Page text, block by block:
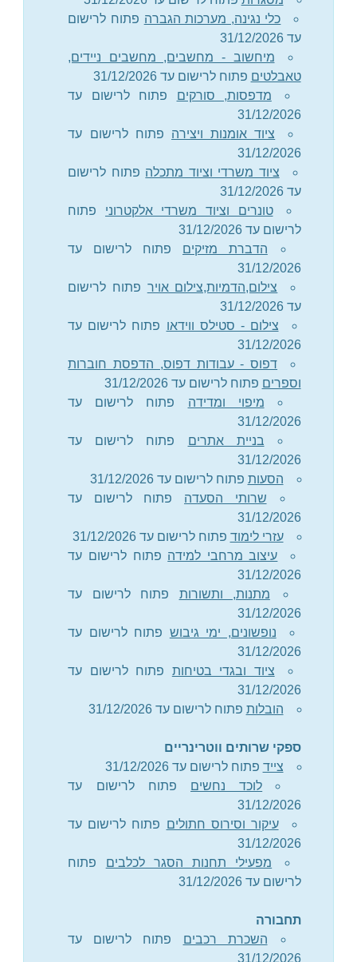
כלי נגינה, מערכות הגברה פתוח לרישום
עד 31/12/2026
מיחשוב - מחשבים, מחשבים ניידים,
טאבלטים פתוח לרישום עד 31/12/2026
מדפסות, סורקים פתוח לרישום עד
31/12/2026
ציוד אומנות ויצירה פתוח לרישום עד
31/12/2026
ציוד משרדי וציוד מתכלה פתוח לרישום
עד 31/12/2026
טונרים וציוד משרדי אלקטרוני פתוח
לרישום עד 31/12/2026
הדברת מזיקים פתוח לרישום עד
31/12/2026
צילום,הדמיות,צילום אויר פתוח לרישום
עד 31/12/2026
צילום - סטילס ווידאו פתוח לרישום עד
31/12/2026
דפוס - עבודות דפוס, הדפסת חוברות
וספרים פתוח לרישום עד 31/12/2026
מיפוי ומדידה פתוח לרישום עד
31/12/2026
בניית אתרים פתוח לרישום עד
31/12/2026
הסעות פתוח לרישום עד 31/12/2026
שרותי הסעדה פתוח לרישום עד
31/12/2026
עזרי לימוד פתוח לרישום עד 31/12/2026
עיצוב מרחבי למידה פתוח לרישום עד
31/12/2026
מתנות, ותשורות פתוח לרישום עד
31/12/2026
נופשונים, ימי גיבוש פתוח לרישום עד
31/12/2026
ציוד ובגדי בטיחות פתוח לרישום עד
31/12/2026
הובלות פתוח לרישום עד 31/12/2026
ספקי שרותים ווטרינריים
צייד פתוח לרישום עד 31/12/2026
לוכד נחשים פתוח לרישום עד
31/12/2026
עיקור וסירוס חתולים פתוח לרישום עד
31/12/2026
מפעילי תחנות הסגר לכלבים פתוח
לרישום עד 31/12/2026
תחבורה
השכרת רכבים פתוח לרישום עד
31/12/2026